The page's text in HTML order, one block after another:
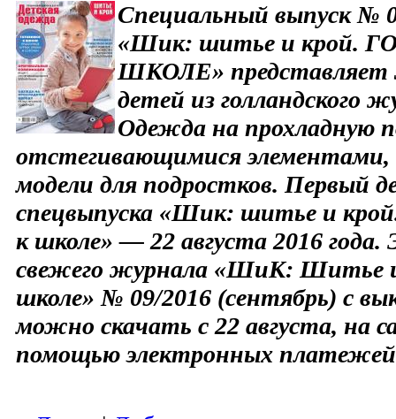
Специальный выпуск №
«Шик: шитье и крой.
ШКОЛЕ» представляет
детей из голландского
Одежда на прохладную
отстегивающимися элементами,
модели для подростков. Первый
спецвыпуска «Шик: шитье и
к школе» — 22 августа 2016
свежего журнала «ШиК: Шитье
школе» № 09/2016 (сентябрь) с
можно скачать с 22 августа, на
помощью электронных